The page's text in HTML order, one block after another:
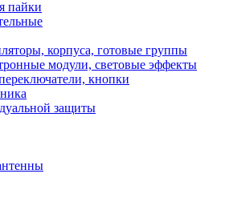
пайки
корпуса, готовые группы
модули, световые эффекты
кнопки
защиты